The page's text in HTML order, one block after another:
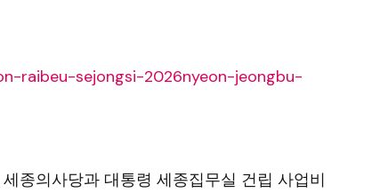
raibeu-sejongsi-2026nyeon-jeongbu-
종의사당과 대통령 세종집무실 건립 사업비